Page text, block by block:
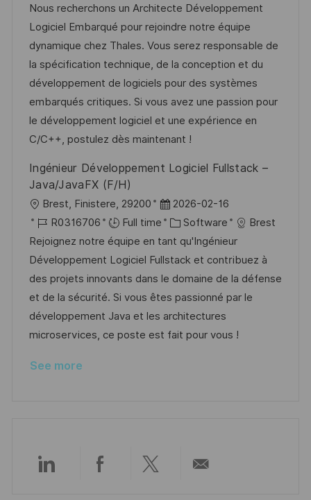
a
t
i
o
n
s
t
e
d
D
a
t
e
b
I
d
a
t
e
g
o
r
y
Nous recherchons un Architecte Développement
Logiciel Embarqué pour rejoindre notre équipe
dynamique chez Thales. Vous serez responsable de
la spécification technique, de la conception et du
développement de logiciels pour des systèmes
embarqués critiques. Si vous avez une passion pour
le développement logiciel et une expérience en
C/C++, postulez dès maintenant !
Ingénieur Développement Logiciel Fullstack –
Java/JavaFX (F/H)
L
o
c
a
t
i
o
n
Brest, Finistere, 29200
P
o
s
t
e
d
D
a
2026-02-16
J
o
b
I
d
R0316706 Full time
C
a
t
e
g
o
r
Software
Brest
Rejoignez notre équipe en tant qu'Ingénieur
Développement Logiciel Fullstack et contribuez à
des projets innovants dans le domaine de la défense
et de la sécurité. Si vous êtes passionné par le
développement Java et les architectures
microservices, ce poste est fait pour vous !
See more
Share
Share Share